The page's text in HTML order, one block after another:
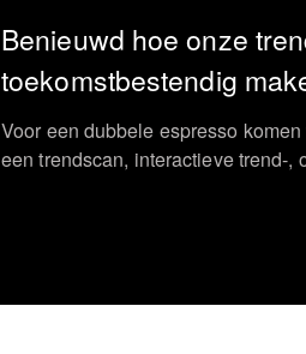
Benieuwd hoe onze
toekomstbestendig
Voor een dubbele espresso
een trendscan, interactieve trend-,